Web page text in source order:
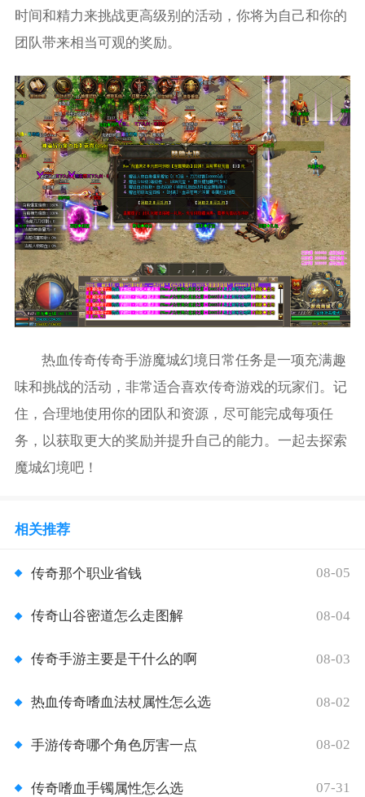
时间和精力来挑战更高级别的活动，你将为自己和你的
团队带来相当可观的奖励。
热血传奇传奇手游魔城幻境日常任务是一项充满趣
味和挑战的活动，非常适合喜欢传奇游戏的玩家们。记
住，合理地使用你的团队和资源，尽可能完成每项任
务，以获取更大的奖励并提升自己的能力。一起去探索
魔城幻境吧！
相关推荐
传奇那个职业省钱 08-05
传奇山谷密道怎么走图解 08-04
传奇手游主要是干什么的啊 08-03
热血传奇嗜血法杖属性怎么选 08-02
手游传奇哪个角色厉害一点 08-02
传奇嗜血手镯属性怎么选 07-31